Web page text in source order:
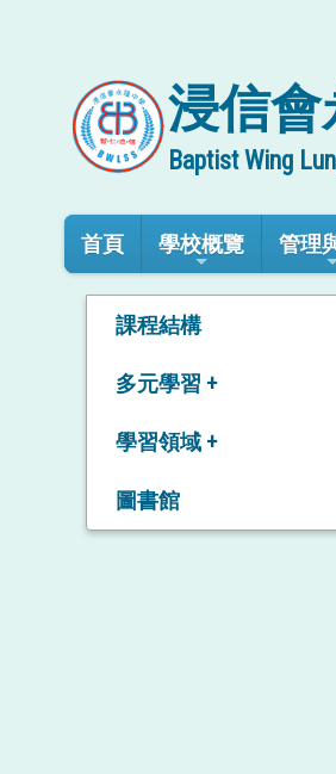
浸信
Baptist Wing
首頁 學校概覽 管理
課程結構
多元學習 +
全方位學習活動
學習活動日
學習領域 +
中國語文教育 +
圖書館